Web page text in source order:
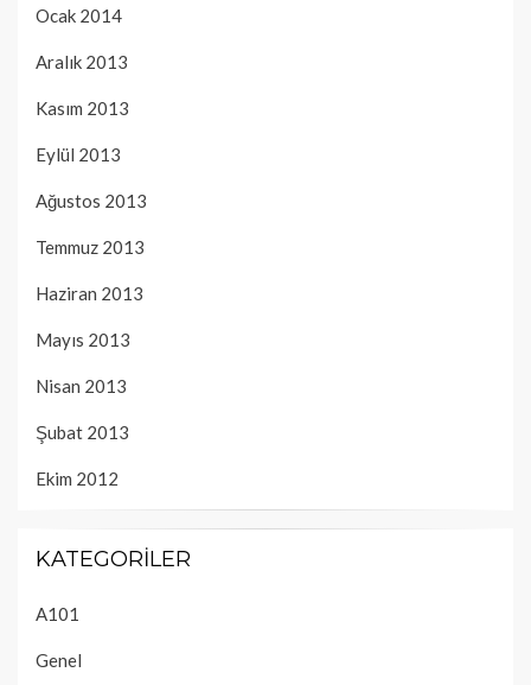
Ocak 2014
Aralık 2013
Kasım 2013
Eylül 2013
Ağustos 2013
Temmuz 2013
Haziran 2013
Mayıs 2013
Nisan 2013
Şubat 2013
Ekim 2012
KATEGORILER
A101
Genel